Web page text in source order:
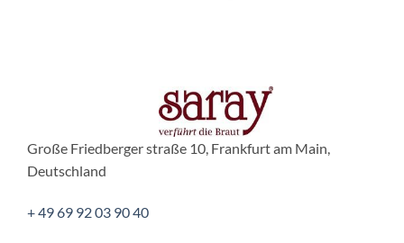
Große Friedberger straße 10, Frankfurt am Main,
Deutschland
+ 49 69 92 03 90 40